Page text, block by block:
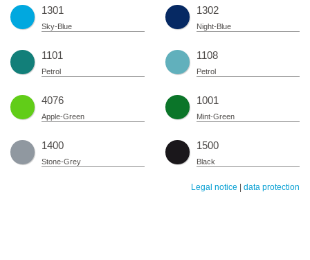
1301
Sky-Blue
1302
Night-Blue
1101
Petrol
1108
Petrol
4076
Apple-Green
1001
Mint-Green
1400
Stone-Grey
1500
Black
Legal notice data protection